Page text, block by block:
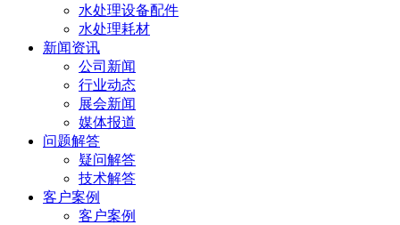
水处理设备配件
水处理耗材
新闻资讯
公司新闻
行业动态
展会新闻
媒体报道
问题解答
疑问解答
技术解答
客户案例
客户案例